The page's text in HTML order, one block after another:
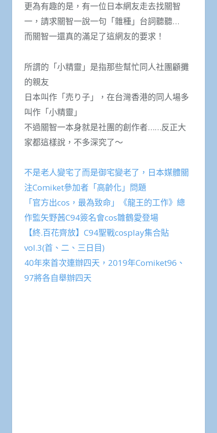
更為有趣的是，有一位日本網友走去找關智
一，請求關智一說一句「雜種」台詞聽聽…
而關智一還真的滿足了這網友的要求！
所謂的「小精靈」是指那些幫忙同人社團顧攤
的親友
日本叫作「売り子」，在台灣香港的同人場多
叫作「小精靈」
不過關智一本身就是社團的創作者……反正大
家都這樣說，不多深究了～
不是老人變宅了而是御宅變老了，日本媒體關
注Comiket參加者「高齡化」問題
「官方出cos，最為致命」《龍王的工作》總
作監矢野茜C94簽名會cos雛鶴愛登場
【終.百花齊放】C94聖戰cosplay集合貼
vol.3(首、二、三日目)
40年來首次連辦四天，2019年Comiket96、
97將各自舉辦四天